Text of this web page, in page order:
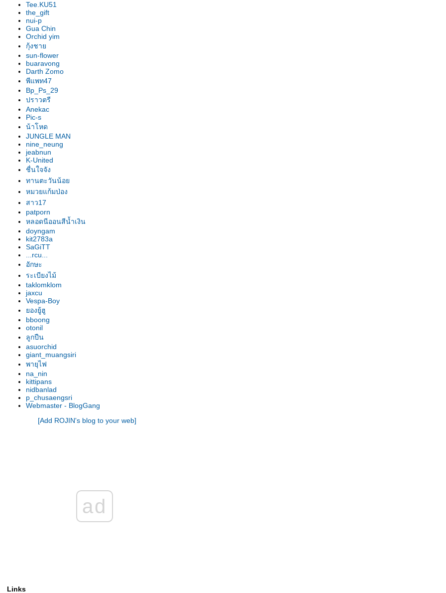
เหลืองตรัง "The Disc"
เหลืองตรัง " ของแปลก "
รองเท้านารี ฝาหอย 2009
รองเท้านารี ฝาหอย9
รองเท้านารี ฝาหอย2008
รองเท้านารีฝาหอย ที่2ลาดกระบัง
รองเท้านารี เหลีองปราจีน ต้น
สวนหลวง
รองเท้านารี เหลืองปราจีน "
มิตรภาพ "
รองเท้านารีลูกผสม3สา
รองเท้านารี เหลืองปราจีน"อัญชลี"
รองเท้านารี เหลืองปราจีน "กลมบ็
อก"
รองเท้านารี เหลืองปราจีน "สุธี
วรรณ"
รองเท้านารี เหลืองปราจีน "สาธิต"
รองเท้านารี เหลืองปราจีน
"วาสนา"
รองเท้านารี ฝาหอ
รองเท้านารี JC9
รองเท้านารี เหลืองปราจีน
รองเท้านารี JC16
รองเท้านารี JC16
รองเท้านารี เหลืองปราจีน*ช่อง
อ่างทองเผือก
รองเท้านารี เหลืองปราจีน
รองเท้านารี ขาวชุมพร
รองเท้านารี เหลืงกระบี่*เกลาโคไฟ
ลุม
รองเท้านารี เหลืองปราจีน*ช่อง
อ่างทองเผือก
รองเท้านารี เหลืองปราจีน
รองเท้านารี เหลืองปราจีน
รองเท้านารี เหลิองตรัง
รองเท้านารี กระบี่ x เกาโค
รองเท้านารี เหลืองตรัง
รองเท้านารี ขาวชุมพร
รองเท้านารี เหลืองปราจีน x ช่อง
รองเท้านารี ขาวสตูล
รองเท้านารี ดอกเตอร์ แจค
Tee.KU51
the_gift
nui-p
Gua Chin
Orchid yim
กุ้งชา
sun-flower
buaravong
Darth Zomo
พีแพท47
Bp_Ps_29
ปราวตรี
Anekac
Pic-s
น้าโหด
JUNGLE MAN
nine_neung
jeabnun
K-United
ชื่นใจจัง
ทานตะวันน้อ
หมวยแก้มป่อง
สาว17
patporn
หลอดนีออนสีน้ำเงิน
doyngam
kit2783a
SaGiTT
...rcu...
อักษะ
ระเบียงไม้
taklomklom
jaxcu
Vespa-Boy
องยู้ฮู
bboong
otonil
ลูกปืน
asuorchid
giant_muangsiri
พายุไฟ
na_nin
kittipans
nidbanlad
p_chusaengsri
Webmaster - BlogGang
[Add ROJIN's blog to your web]
ad
Links